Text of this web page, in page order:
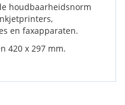
houdbaarheidsnorm
en faxapparaten.
420 x 297 mm.